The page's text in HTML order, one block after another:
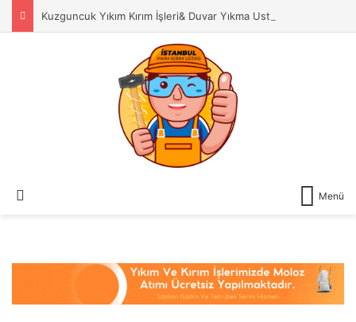
Kuzguncuk Yıkım Kırım İşleri& Duvar Yıkma Ustası
Menü